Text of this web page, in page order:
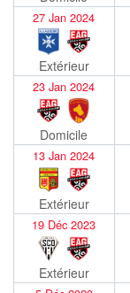
27 Jan 2024
Extérieur
23 Jan 2024
Domicile
13 Jan 2024
Extérieur
19 Déc 2023
Extérieur